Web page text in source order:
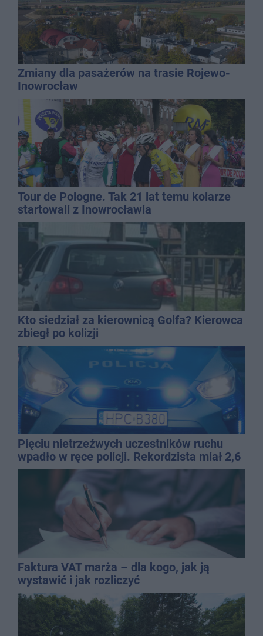
Zmiany dla pasażerów na trasie Rojewo-
Inowrocław
Tour de Pologne. Tak 21 lat temu kolarze
startowali z Inowrocławia
Kto siedział za kierownicą Golfa? Kierowca
zbiegł po kolizji
Pięciu nietrzeźwych uczestników ruchu
wpadło w ręce policji. Rekordzista miał 2,6
promila
Faktura VAT marża – dla kogo, jak ją
wystawić i jak rozliczyć